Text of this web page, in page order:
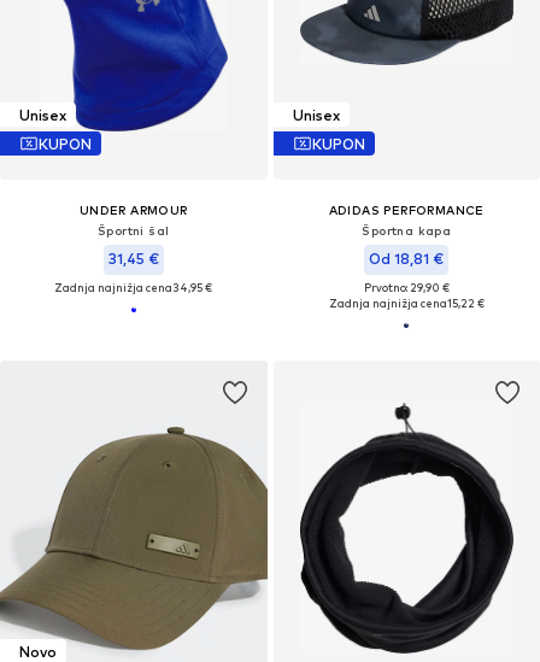
Unisex
KUPON
UNDER ARMOUR
Športni šal
31,45 €
Zadnja najnižja cena34,95 €
Unisex
KUPON
ADIDAS PERFORMANCE
Športna kapa
Od 18,81 €
Prvotno: 29,90 €
Zadnja najnižja cena15,22 €
Novo